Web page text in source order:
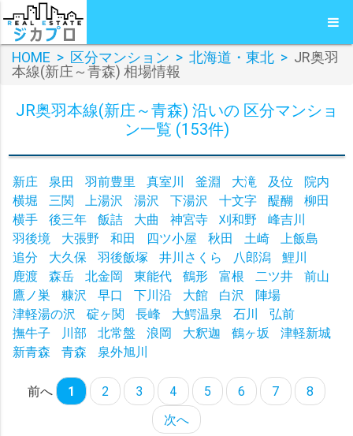
HOME > 区分マンション > 北海道・東北 > JR奥羽
本線(新庄～青森) 相場情報
JR奥羽本線(新庄～青森) 沿いの 区分マンショ
ン一覧 (153件)
新庄 泉田 羽前豊里 真室川 釜淵 大滝 及位
院内
横堀
三関 上湯沢 湯沢 下湯沢 十文字 醍醐
柳田
横手
後三年 飯詰 大曲 神宮寺 刈和野
峰吉川
羽後境
大張野 和田 四ツ小屋 秋田 土崎
上飯島
追分
大久保 羽後飯塚 井川さくら 八郎潟
鯉川
鹿渡
森岳 北金岡 東能代 鶴形 富根 二ツ井
前山
鷹ノ巣
糠沢 早口 下川沿 大館 白沢
陣場
津軽湯の沢
碇ヶ関 長峰 大鰐温泉 石川
弘前
撫牛子
川部 北常盤 浪岡 大釈迦 鶴ヶ坂
津軽新城
新青森
青森 泉外旭川
前へ 1 2 3 4 5 6 7
8
次へ